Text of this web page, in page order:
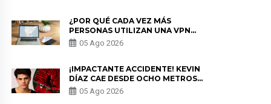
¿POR QUÉ CADA VEZ MÁS
PERSONAS UTILIZAN UNA VPN
PARA PROTEGER SU
PRIVACIDAD?
05 Ago 2026
¡IMPACTANTE ACCIDENTE! KEVIN
DÍAZ CAE DESDE OCHO METROS
EN “ESTO ES GUERRA” Y GENERA
PREOCUPACIÓN
05 Ago 2026